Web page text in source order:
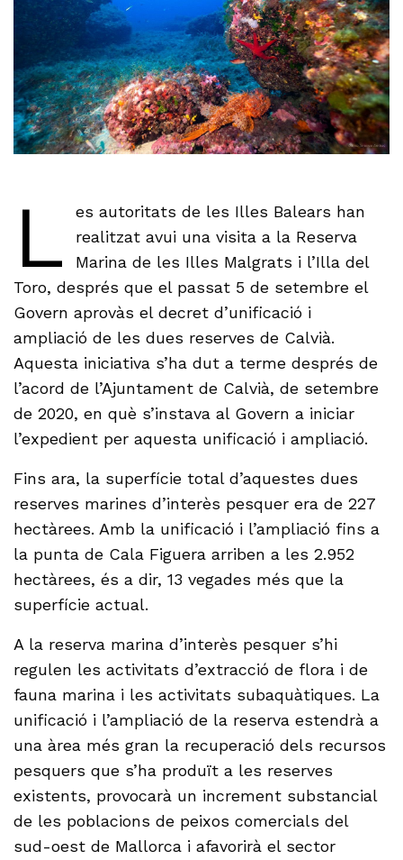
L
es autoritats de les Illes Balears han
realitzat avui una visita a la Reserva
Marina de les Illes Malgrats i l’Illa del
Toro, després que el passat 5 de setembre el
Govern aprovàs el decret d’unificació i
ampliació de les dues reserves de Calvià.
Aquesta iniciativa s’ha dut a terme després de
l’acord de l’Ajuntament de Calvià, de setembre
de 2020, en què s’instava al Govern a iniciar
l’expedient per aquesta unificació i ampliació.
Fins ara, la superfície total d’aquestes dues
reserves marines d’interès pesquer era de 227
hectàrees. Amb la unificació i l’ampliació fins a
la punta de Cala Figuera arriben a les 2.952
hectàrees, és a dir, 13 vegades més que la
superfície actual.
A la reserva marina d’interès pesquer s’hi
regulen les activitats d’extracció de flora i de
fauna marina i les activitats subaquàtiques. La
unificació i l’ampliació de la reserva estendrà a
una àrea més gran la recuperació dels recursos
pesquers que s’ha produït a les reserves
existents, provocarà un increment substancial
de les poblacions de peixos comercials del
sud-oest de Mallorca i afavorirà el sector